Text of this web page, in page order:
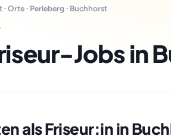
·Orte · Perleberg · Buchhorst
Jobs in
als Friseur:in in